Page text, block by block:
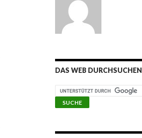
DAS WEB DURCHSUCHEN